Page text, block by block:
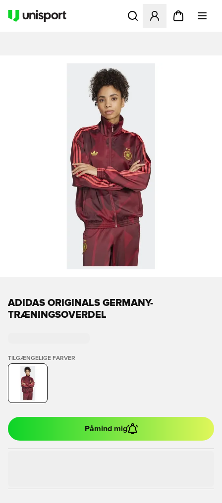
Åbner en Modal til at
ADIDAS ORIGINALS GERMANY-
TRÆNINGSOVERDEL
TILGÆNGELIGE FARVER
Påmind mig